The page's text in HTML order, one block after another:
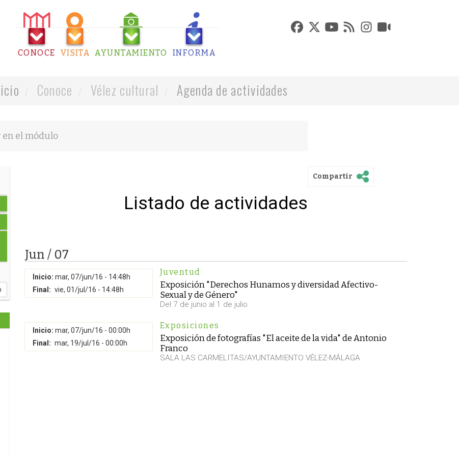
CONOCE VISITA AYUNTAMIENTO INFORMA
Conoce Vélez cultural Agenda de actividades
Compartir
Listado de actividades
Jun / 07
Inicio: mar, 07/jun/16 - 14:48h
Final: vie, 01/jul/16 - 14:48h
Juventud
Exposición "Derechos Hunamos y diversidad Afectivo-
Sexual y de Género"
Del 7 de junio al 1 de julio
Inicio: mar, 07/jun/16 - 00:00h
Final: mar, 19/jul/16 - 00:00h
Exposiciones
Exposición de fotografías "El aceite de la vida" de Antonio
Franco
SALA LAS CARMELITAS/AYUNTAMIENTO VÉLEZ-MÁLAGA